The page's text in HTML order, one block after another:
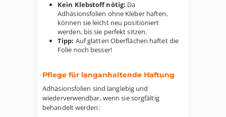
Kein Klebstoff nötig: Da
Adhäsionsfolien ohne Kleber haften,
können sie leicht neu positioniert
werden, bis sie perfekt sitzen.
Tipp: Auf glatten Oberflächen haftet die
Folie noch besser!
Pflege für langanhaltende Haftung
Adhäsionsfolien sind langlebig und
wiederverwendbar, wenn sie sorgfältig
behandelt werden: